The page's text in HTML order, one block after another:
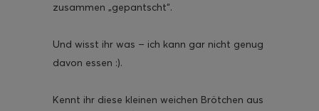
zusammen „gepantscht“.
Und wisst ihr was – ich kann gar nicht genug
davon essen :).
Kennt ihr diese kleinen weichen Brötchen aus